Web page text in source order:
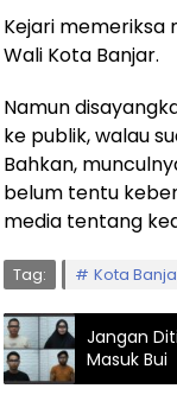
Kejari memeriksa
Wali Kota Banjar.
Namun
ke publik, walau
Bahkan,
belum tentu
media tentang
Tag: Kota
Jangan
Masuk Bui